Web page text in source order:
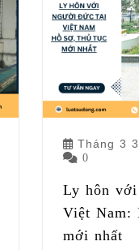
Tháng 3
0
Ly hôn
Việt Nam:
mới nhất